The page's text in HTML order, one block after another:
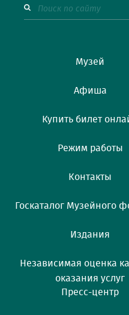
Музей
Афиша
Купить билет
Режим работы
Контакты
Госкаталог Музейного
Издания
Независимая оценка
оказания услуг
Пресс-центр